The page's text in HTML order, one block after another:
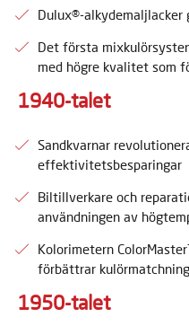
Dulux®-alkydemaljlacker
Det första
med högre kvalitet som
1940-talet
Sandkvarnar
effektivitetsbesparingar
Biltillverkare och
användningen av
Kolorimetern
förbättrar
1950-talet